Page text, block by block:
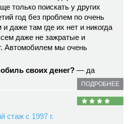
только поискать у других
год без проблем по очень
даже там где их нет и никогда
даже не зажратые и
Автомобилем мы очень
своих денег? — да
ПОДРОБНЕЕ
стаж с 1997 г.